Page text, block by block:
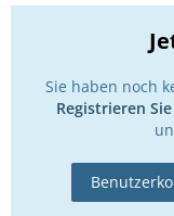
Sie haben noch
Registrieren